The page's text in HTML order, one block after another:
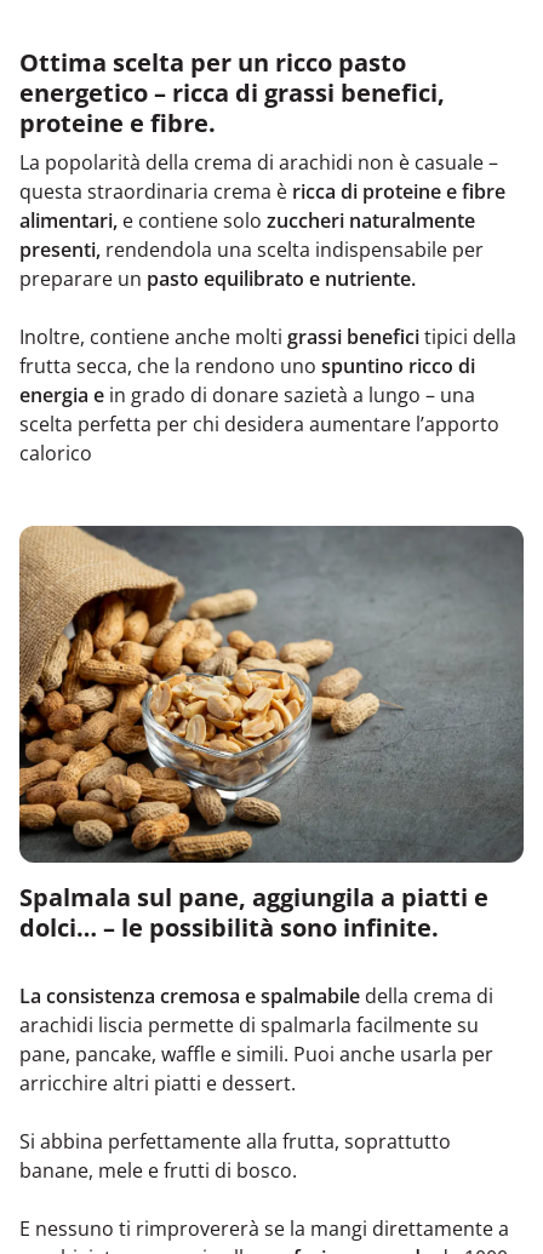
Ottima scelta per un ricco pasto
energetico – ricca di grassi benefici,
proteine e fibre.
La popolarità della crema di arachidi non è casuale –
questa straordinaria crema è ricca di proteine e fibre
alimentari, e contiene solo zuccheri naturalmente
presenti, rendendola una scelta indispensabile per
preparare un pasto equilibrato e nutriente.
Inoltre, contiene anche molti grassi beneficitipici della
frutta secca, che la rendono uno spuntino ricco di
energia e in grado di donare sazietà a lungo – una
scelta perfetta per chi desidera aumentare l’apporto
calorico
Spalmala sul pane, aggiungila a piatti e
dolci… – le possibilità sono infinite.
La consistenza cremosa e spalmabile della crema di
arachidi liscia permette di spalmarla facilmente su
pane, pancake, waffle e simili. Puoi anche usarla per
arricchire altri piatti e dessert.
Si abbina perfettamente alla frutta, soprattutto
banane, mele e frutti di bosco.
E nessuno ti rimprovererà se la mangi direttamente a